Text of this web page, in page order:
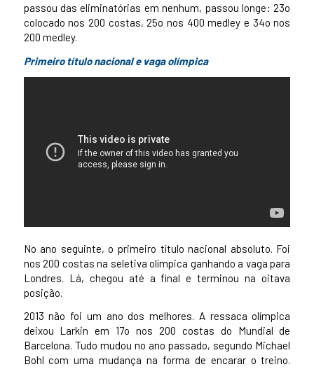
passou das eliminatórias em nenhum, passou longe: 23o
colocado nos 200 costas, 25o nos 400 medley e 34o nos
200 medley.
Primeiro título nacional e vaga olímpica
No ano seguinte, o primeiro título nacional absoluto. Foi
nos 200 costas na seletiva olímpica ganhando a vaga para
Londres. Lá, chegou até a final e terminou na oitava
posição.
2013 não foi um ano dos melhores. A ressaca olímpica
deixou Larkin em 17o nos 200 costas do Mundial de
Barcelona. Tudo mudou no ano passado, segundo Michael
Bohl com uma mudança na forma de encarar o treino.